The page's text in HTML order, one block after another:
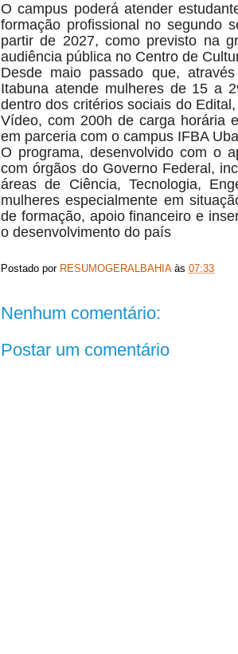
O campus poderá atender
formação profissional no segundo
partir de 2027, como previsto na
audiência pública no Centro de
Desde maio passado que,
Itabuna atende mulheres de 15 a
dentro dos critérios sociais do
Vídeo, com 200h de carga horária
em parceria com o campus IFBA
O programa, desenvolvido com o
com órgãos do Governo Federal,
áreas de Ciência, Tecnologia,
mulheres especialmente em
de formação, apoio financeiro e
o desenvolvimento do país
Postado por RESUMOGERALBAHIA às 07:33
Nenhum comentário:
Postar um comentário